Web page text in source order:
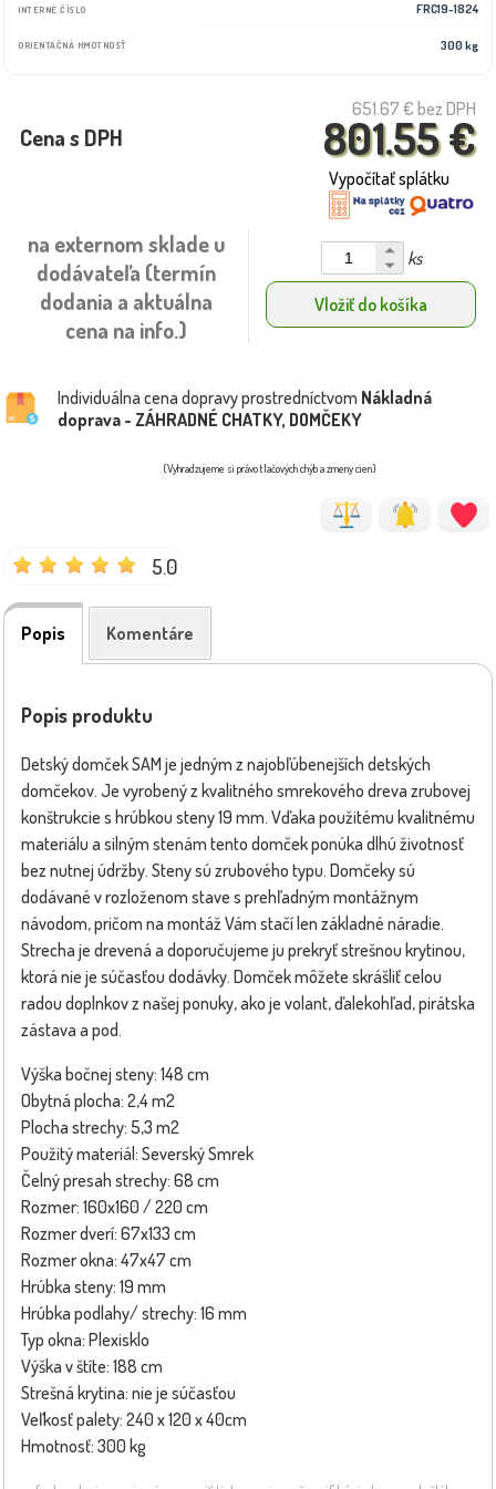
INTERNÉ ČÍSLO FRC19-1824
ORIENTAČNÁ HMOTNOSŤ 300 kg
651.67 € bez DPH
801.55 €
Cena s DPH
Vypočítať splátku
na externom sklade u
dodávateľa (termín
dodania a aktuálna
cena na info.)
ks
Vložiť do košíka
Individuálna cena dopravy prostredníctvom Nákladná
doprava - ZÁHRADNÉ CHATKY, DOMČEKY
(Vyhradzujeme si právo tlačových chýb a zmeny cien)
5.0
Popis Komentáre
Popis produktu
Detský domček SAM je jedným z najobľúbenejších detských
domčekov. Je vyrobený z kvalitného smrekového dreva zrubovej
konštrukcie s hrúbkou steny 19 mm. Vďaka použitému kvalitnému
materiálu a silným stenám tento domček ponúka dlhú životnosť
bez nutnej údržby. Steny sú zrubového typu. Domčeky sú
dodávané v rozloženom stave s prehľadným montážnym
návodom, pričom na montáž Vám stačí len základné náradie.
Strecha je drevená a doporučujeme ju prekryť strešnou krytinou,
ktorá nie je súčasťou dodávky. Domček môžete skrášliť celou
radou doplnkov z našej ponuky, ako je volant, ďalekohľad, pirátska
zástava a pod.
Výška bočnej steny: 148 cm
Obytná plocha: 2,4 m2
Plocha strechy: 5,3 m2
Použitý materiál: Severský Smrek
Čelný presah strechy: 68 cm
Rozmer: 160x160 / 220 cm
Rozmer dverí: 67x133 cm
Rozmer okna: 47x47 cm
Hrúbka steny: 19 mm
Hrúbka podlahy/ strechy: 16 mm
Typ okna: Plexisklo
Výška v štíte: 188 cm
Strešná krytina: nie je súčasťou
Veľkosť palety: 240 x 120 x 40cm
Hmotnosť: 300 kg